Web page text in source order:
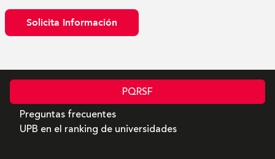
Solicita Información
PQRSF
Preguntas frecuentes
UPB en el ranking de universidades